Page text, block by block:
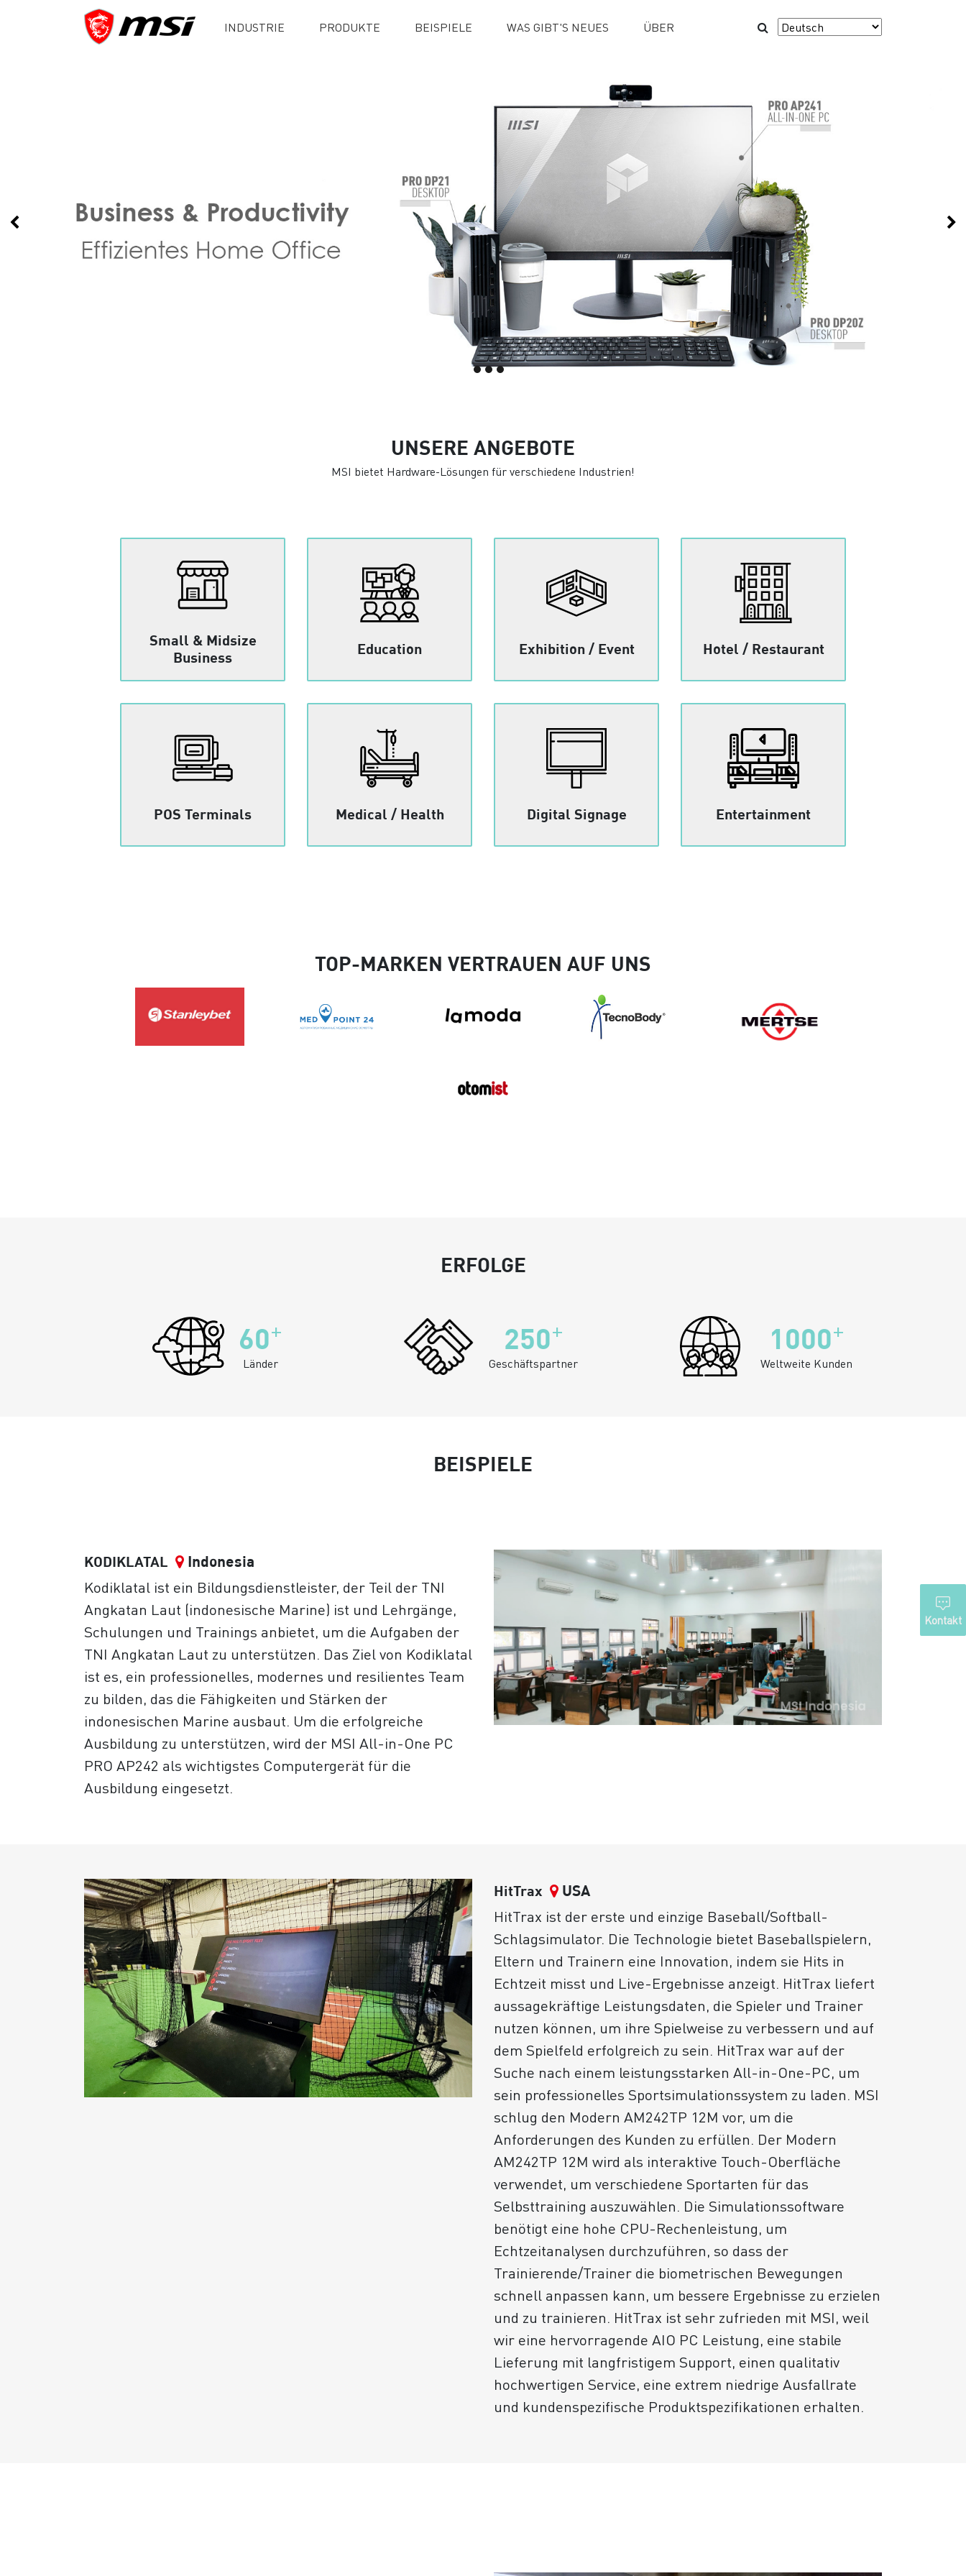
INDUSTRIE PRODUKTE BEISPIELE WAS GIBT'S NEUES ÜBER
Previous
Kontakt
UNSERE ANGEBOTE
MSI bietet Hardware-Lösungen für verschiedene Industrien!
Small & Midsize
Business
Education Exhibition / Event Hotel / Restaurant
POS Terminals Medical / Health Digital Signage Entertainment
TOP-MARKEN VERTRAUEN AUF UNS
ERFOLGE
60+
Länder
250+
Geschäftspartner
1000+
Weltweite Kunden
BEISPIELE
KODIKLATAL
Indonesia
Kodiklatal ist ein Bildungsdienstleister, der Teil der TNI
Angkatan Laut (indonesische Marine) ist und Lehrgänge,
Schulungen und Trainings anbietet, um die Aufgaben der
TNI Angkatan Laut zu unterstützen. Das Ziel von Kodiklatal
ist es, ein professionelles, modernes und resilientes Team
zu bilden, das die Fähigkeiten und Stärken der
indonesischen Marine ausbaut. Um die erfolgreiche
Ausbildung zu unterstützen, wird der MSI All-in-One PC
PRO AP242 als wichtigstes Computergerät für die
Ausbildung eingesetzt.
HitTrax
USA
HitTrax ist der erste und einzige Baseball/Softball-
Schlagsimulator. Die Technologie bietet Baseballspielern,
Eltern und Trainern eine Innovation, indem sie Hits in
Echtzeit misst und Live-Ergebnisse anzeigt. HitTrax liefert
aussagekräftige Leistungsdaten, die Spieler und Trainer
nutzen können, um ihre Spielweise zu verbessern und auf
dem Spielfeld erfolgreich zu sein. HitTrax war auf der
Suche nach einem leistungsstarken All-in-One-PC, um
sein professionelles Sportsimulationssystem zu laden. MSI
schlug den Modern AM242TP 12M vor, um die
Anforderungen des Kunden zu erfüllen. Der Modern
AM242TP 12M wird als interaktive Touch-Oberfläche
verwendet, um verschiedene Sportarten für das
Selbsttraining auszuwählen. Die Simulationssoftware
benötigt eine hohe CPU-Rechenleistung, um
Echtzeitanalysen durchzuführen, so dass der
Trainierende/Trainer die biometrischen Bewegungen
schnell anpassen kann, um bessere Ergebnisse zu erzielen
und zu trainieren. HitTrax ist sehr zufrieden mit MSI, weil
wir eine hervorragende AIO PC Leistung, eine stabile
Lieferung mit langfristigem Support, einen qualitativ
hochwertigen Service, eine extrem niedrige Ausfallrate
und kundenspezifische Produktspezifikationen erhalten.